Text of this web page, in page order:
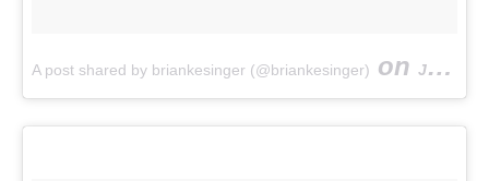
A post shared by briankesinger (@briankesinger) on Jun 2, 2017 at 7:14am PDT